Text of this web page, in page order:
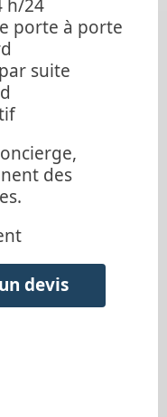
h/24
porte à porte
suite
des
devis